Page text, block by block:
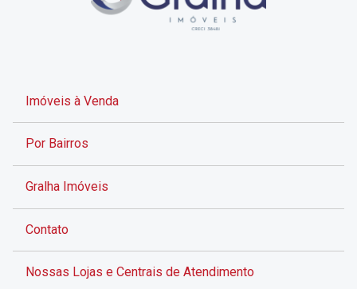
Imóveis à Venda
Por Bairros
Gralha Imóveis
Contato
Nossas Lojas e Centrais de Atendimento